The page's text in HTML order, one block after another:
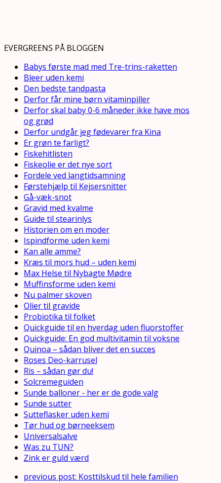
EVERGREENS PÅ BLOGGEN
Babys første mad med Tre-trins-raketten
Bleer uden kemi
Den bedste tandpasta
Derfor får mine børn vitaminpiller
Derfor skal baby 0-6 måneder ikke have mos
og grød
Derfor undgår jeg fødevarer fra Kina
Er grøn te farligt?
Fiskehitlisten
Fiskeolie er det nye sort
Fordele ved langtidsamning
Førstehjælp til Kejsersnitter
Gå-væk-snot
Gravid med kvalme
Guide til stearinlys
Historien om en moder
Ispindforme uden kemi
Kan alle amme?
Kræs til mors hud – uden kemi
Max Helse til Nybagte Mødre
Muffinsforme uden kemi
Nu palmer skoven
Olier til gravide
Probiotika til folket
Quickguide til en hverdag uden fluorstoffer
Quickguide: En god multivitamin til voksne
Quinoa – sådan bliver det en succes
Roses Deo-karrusel
Ris – sådan gør du!
Solcremeguiden
Sunde balloner - her er de gode valg
Sunde sutter
Sutteflasker uden kemi
Tør hud og børneeksem
Universalsalve
Was zu TUN?
Zink er guld værd
previous post: Kosttilskud til hele familien